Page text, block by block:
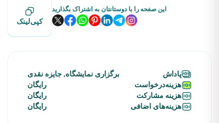
پاداش
برگزاری نمایشگاه, جایزه نقدی
هزینه‌درخواست
رایگان
هزینه‌ مشارکت
رایگان
هزینه‌های‌ اضافی
رایگان
این صفحه را با دوستانتان به اشتراک بگذارید
کپی‌لینک